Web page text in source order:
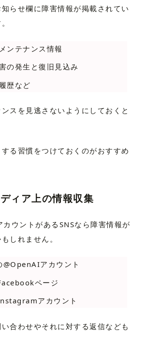
知らせ欄に障害情報が掲載されてい
ンテナンス情報
の発生と復旧見込み
歴など
スを見逃さないようにしておくと
る習慣をつけておくのがおすすめ
ィア上の情報収集
ウントがあるSNSなら障害情報が
しれません。
アカウント
ページ
アカウント
合わせやそれに対する返信なども